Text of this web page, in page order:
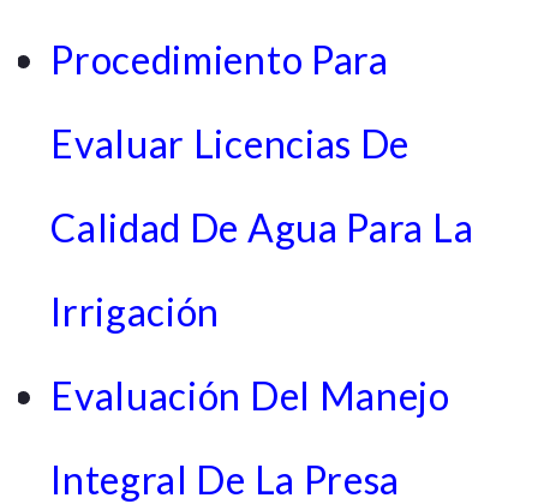
Procedimiento Para
Evaluar Licencias De
Calidad De Agua Para La
Irrigación
Evaluación Del Manejo
Integral De La Presa